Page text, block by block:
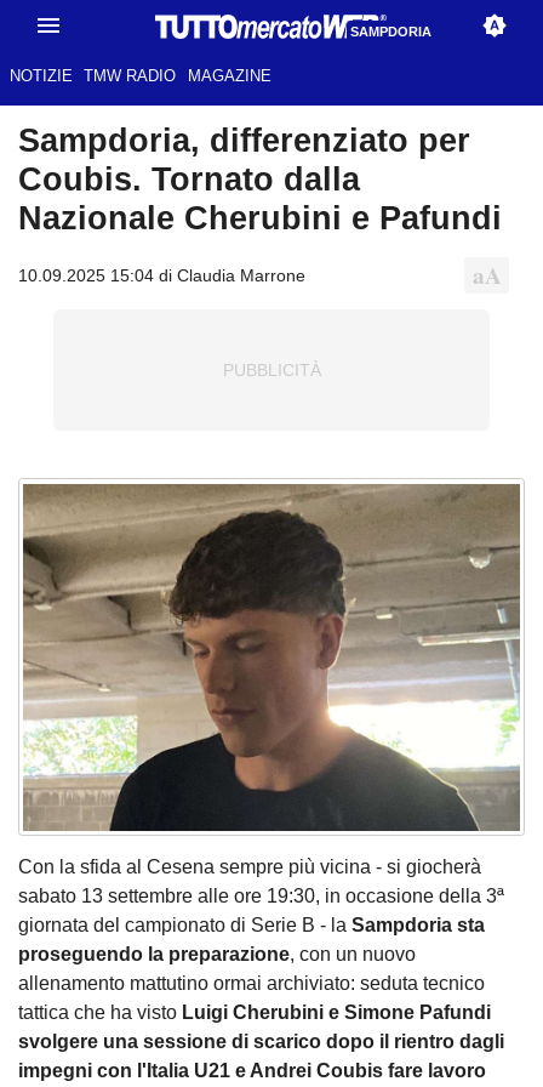
SAMPDORIA
NOTIZIE TMW RADIO MAGAZINE
Sampdoria, differenziato per
Coubis. Tornato dalla
Nazionale Cherubini e Pafundi
10.09.2025 15:04 di Claudia Marrone
Con la sfida al Cesena sempre più vicina - si giocherà
sabato 13 settembre alle ore 19:30, in occasione della 3ª
giornata del campionato di Serie B - la Sampdoria sta
proseguendo la preparazione, con un nuovo
allenamento mattutino ormai archiviato: seduta tecnico
tattica che ha visto Luigi Cherubini e Simone Pafundi
svolgere una sessione di scarico dopo il rientro dagli
impegni con l'Italia U21 e Andrei Coubis fare lavoro